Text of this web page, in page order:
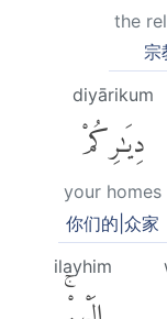
the
宗
diyārikum
دِيَٰرِكُمْ
your homes
你们的|众家
ilayhim